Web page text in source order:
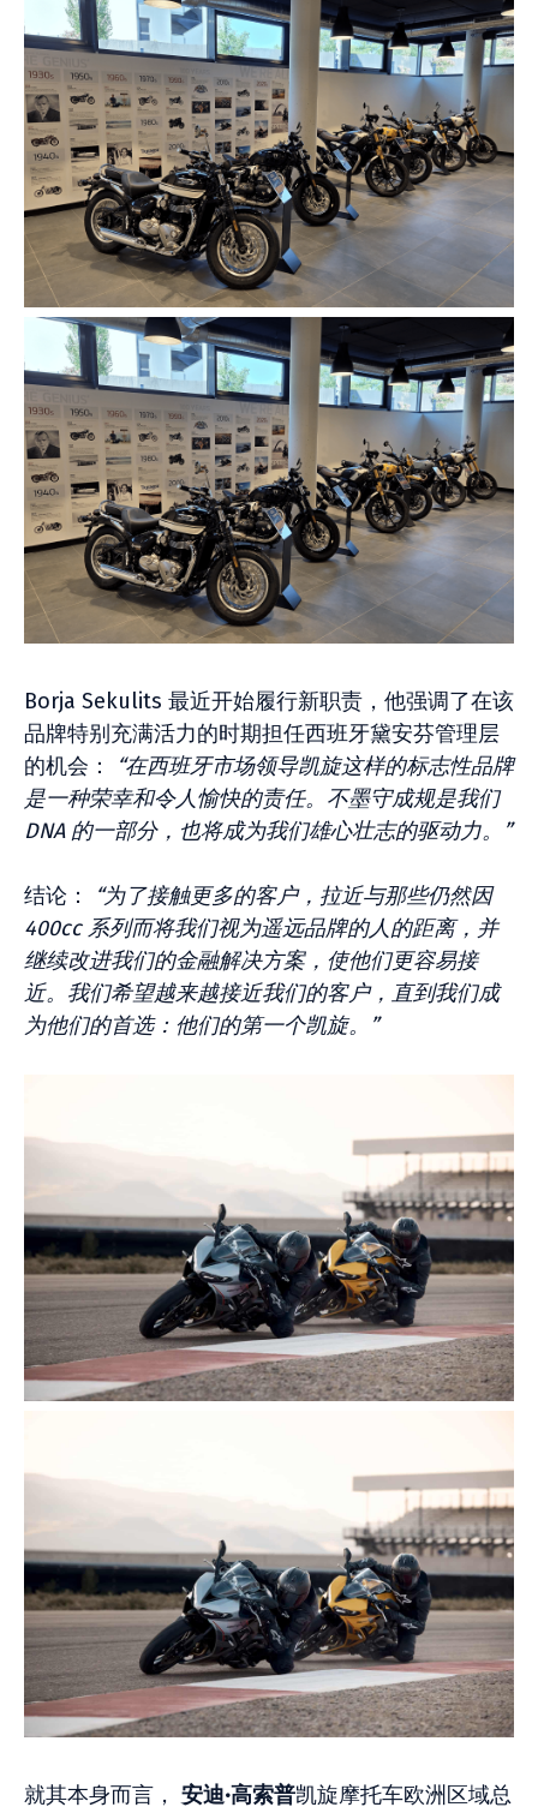
Borja Sekulits 最近开始履行新职责，他强调了在该
品牌特别充满活力的时期担任西班牙黛安芬管理层
的机会：
“在西班牙市场领导凯旋这样的标志性品牌
是一种荣幸和令人愉快的责任。不墨守成规是我们
DNA 的一部分，也将成为我们雄心壮志的驱动力。”
结论：
“为了接触更多的客户，拉近与那些仍然因
400cc 系列而将我们视为遥远品牌的人的距离，并
继续改进我们的金融解决方案，使他们更容易接
近。我们希望越来越接近我们的客户，直到我们成
为他们的首选：他们的第一个凯旋。”
就其本身而言， 安迪·高索普凯旋摩托车欧洲区域总